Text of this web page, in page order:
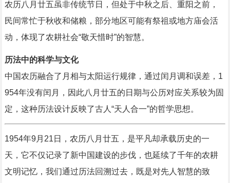
农历八月廿五虽非传统节日，但处于中秋之后、重阳之前，
民间常忙于秋收和储粮，部分地区可能有祭祖或地方庙会活
动，体现了农耕社会“敬天惜时”的智慧。
历法中的科学与文化
中国农历融合了月相与太阳运行规律，通过闰月调和误差，1
954年没有闰月，因此八月廿五的日期与公历对应关系较为固
定，这种历法设计反映了古人“天人合一”的哲学思想。
1954年9月21日，农历八月廿五，是平凡却承载历史的一
天，它不仅记录了新中国建设的步伐，也延续了千年的农耕
文明记忆，我们通过历法回溯过去，既是对先人智慧的致